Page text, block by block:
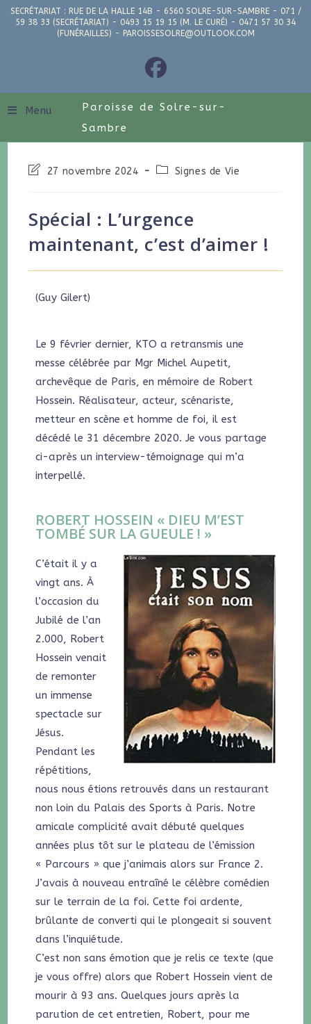
SECRÉTARIAT : RUE DE LA HALLE 14B - 6560 SOLRE-SUR-SAMBRE - 071 /
59 38 33 (SECRÉTARIAT) - 0493 15 19 15 (M. LE CURÉ) - 0471 57 30 34
(FUNÉRAILLES) - PAROISSESOLRE@OUTLOOK.COM
Menu
Paroisse de Solre-sur-
Sambre
27 novembre 2024 Signes de Vie
Spécial : L’urgence
maintenant, c’est d’aimer !
(Guy Gilert)
Le 9 février dernier, KTO a retransmis une
messe célébrée par Mgr Michel Aupetit,
archevêque de Paris, en mémoire de Robert
Hossein. Réalisateur, acteur, scénariste,
metteur en scène et homme de foi, il est
décédé le 31 décembre 2020. Je vous partage
ci-après un interview-témoignage qui m’a
interpellé.
ROBERT HOSSEIN « DIEU M’EST
TOMBÉ SUR LA GUEULE ! »
C’était il y a
vingt ans. À
l’occasion du
Jubilé de l’an
2.000, Robert
Hossein venait
de remonter
un immense
spectacle sur
Jésus.
Pendant les
répétitions,
nous nous étions retrouvés dans un restaurant
non loin du Palais des Sports à Paris. Notre
amicale complicité avait débuté quelques
années plus tôt sur le plateau de l’émission
« Parcours » que j’animais alors sur France 2.
J’avais à nouveau entraîné le célèbre comédien
sur le terrain de la foi. Cette foi ardente,
brûlante de converti qui le plongeait si souvent
dans l’inquiétude.
C’est non sans émotion que je relis ce texte (que
je vous offre) alors que Robert Hossein vient de
mourir à 93 ans. Quelques jours après la
parution de cet entretien, Robert, pour me